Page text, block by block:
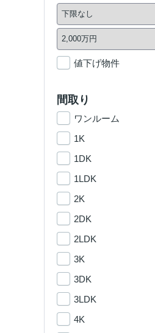
値下げ物件
間取り
ワンルーム
1K
1DK
1LDK
2K
2DK
2LDK
3K
3DK
3LDK
4K